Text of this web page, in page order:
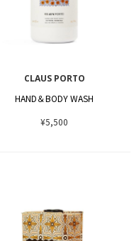
CLAUS PORTO
HAND＆BODY WASH
¥5,500